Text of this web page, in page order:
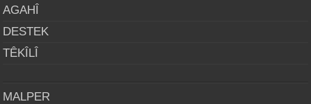
AGAHÎ
DESTEK
TÊKÎLÎ
MALPER